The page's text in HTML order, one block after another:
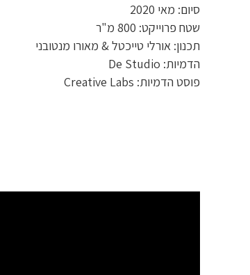
סיום: מאי 2020
שטח פרוייקט: 800 מ"ר
תכנון: אורלי טייכטל & מאורו מנטובני
הדמיות: De Studio
פוסט הדמיות: Creative Labs